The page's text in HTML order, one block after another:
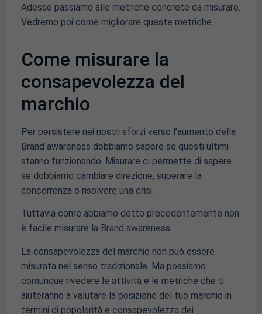
Adesso passiamo alle metriche concrete da misurare.
Vedremo poi come migliorare queste metriche.
Come misurare la
consapevolezza del
marchio
Per persistere nei nostri sforzi verso l’aumento della
Brand awareness dobbiamo sapere se questi ultimi
stanno funzionando. Misurare ci permette di sapere
se dobbiamo cambiare direzione, superare la
concorrenza o risolvere una crisi.
Tuttavia come abbiamo detto precedentemente non
è facile misurare la Brand awareness.
La consapevolezza del marchio non può essere
misurata nel senso tradizionale. Ma possiamo
comunque rivedere le attività e le metriche che ti
aiuteranno a valutare la posizione del tuo marchio in
termini di popolarità e consapevolezza dei